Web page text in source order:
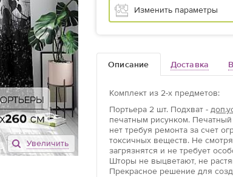
Увеличить
Изменить параметры
Описание Доставка
Комплект из 2-х предметов:
Портьера 2 шт. Подхват -
печатным рисунком.
нет требуя ремонта за счет
токсичных веществ. Не
загрязнятся и не требует
Шторы не выцветают, не
Прекрасное решение для